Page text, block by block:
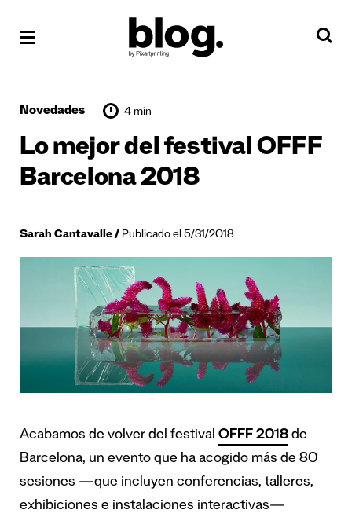
Novedades 4 min
Lo mejor del festival OFFF
Barcelona 2018
Sarah Cantavalle Publicado el 5/31/2018
Acabamos de volver del festival OFFF 2018 de
Barcelona, un evento que ha acogido más de 80
sesiones —que incluyen conferencias, talleres,
exhibiciones e instalaciones interactivas—